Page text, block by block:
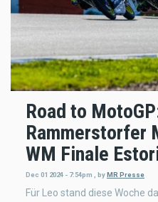
Road to
Rammerstorfer
WM Finale
Dec 01 2024 - 7:54pm byMR Presse
Für Leo stand diese Woche